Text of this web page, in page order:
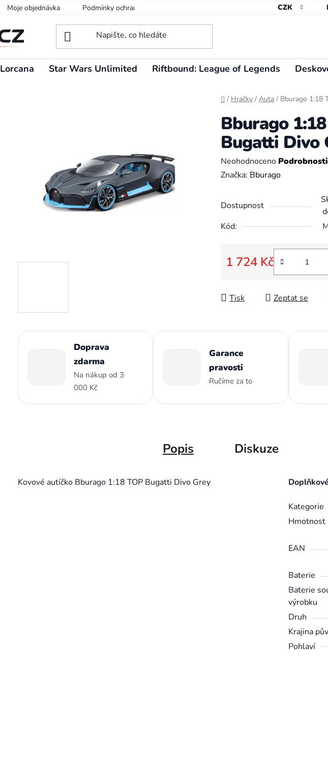
Moje objednávka Podmínky ochrany osobních údajů CZK
Lorcana Star Wars Unlimited Riftbound: League of Legends
Domů
/ Hračky / Auta / Bburago 1:18
Bburago
Bugatti Divo
Průměrné
hodnocení
je
z
hvězdiček.
Neohodnoceno
Značka: Bburago
Dostupnost
Kód:
1 724 Kč
Tisk Zeptat se
Doprava
zdarma
Na nákup od 3
000 Kč
Garance
pravosti
Ručíme za to
Popis Diskuze
Kovové autíčko Bburago 1:18 TOP Bugatti Divo Grey
Kategorie
Hmotnost
EAN
Baterie
Baterie
výrobku
Druh
Krajina
Pohlaví